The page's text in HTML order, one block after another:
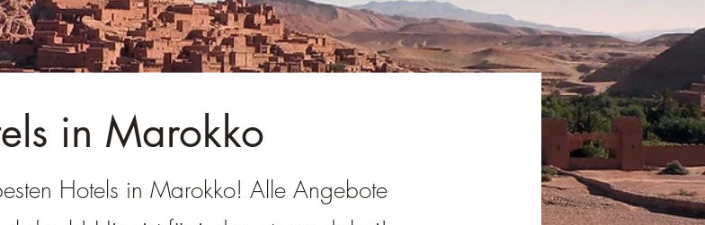
in Marokko
Hotels in Marokko! Alle Angebote